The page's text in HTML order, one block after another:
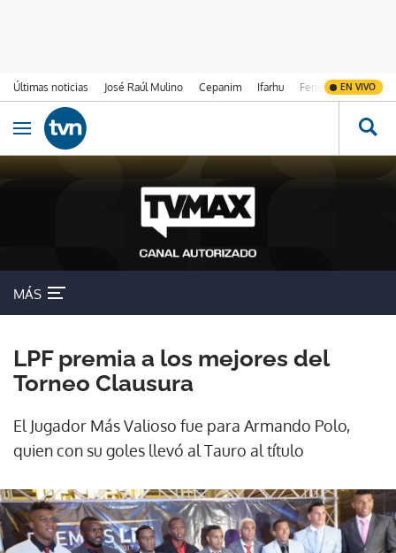
Últimas noticias José Raúl Mulino Cepanim Ifarhu Fenómeno de El
EN VIVO
Ir al contenido
Obrir navegació
MÁS
LPF premia a los mejores del
Torneo Clausura
El Jugador Más Valioso fue para Armando Polo,
quien con su goles llevó al Tauro al título